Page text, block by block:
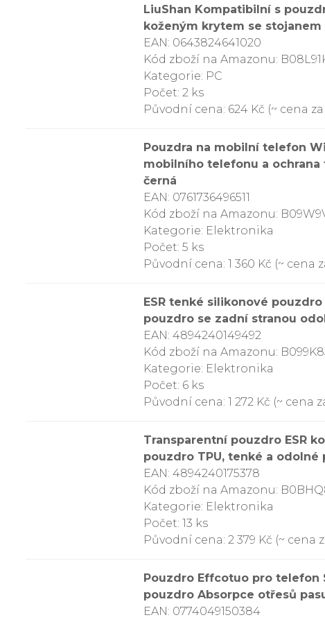
LiuShan Kompatibilní s
koženým krytem se stojanem
EAN: 0643824641020
Kód zboží na Amazonu:
Kategorie: PC
Počet: 2 ks
Původní cena: 624 Kč (~ cena za
Pouzdra na mobilní telefon
mobilního telefonu a ochrana
černá
EAN: 0761736496511
Kód zboží na Amazonu:
Kategorie: Elektronika
Počet: 5 ks
Původní cena: 1 360 Kč (~ cena
ESR tenké silikonové
pouzdro se zadní stranou
EAN: 4894240149492
Kód zboží na Amazonu:
Kategorie: Elektronika
Počet: 6 ks
Původní cena: 1 272 Kč (~ cena
Transparentní pouzdro ESR
pouzdro TPU, tenké a
EAN: 4894240175378
Kód zboží na Amazonu:
Kategorie: Elektronika
Počet: 13 ks
Původní cena: 2 379 Kč (~ cena
Pouzdro Effcotuo pro telefon
pouzdro Absorpce otřesů
EAN: 0774049150384